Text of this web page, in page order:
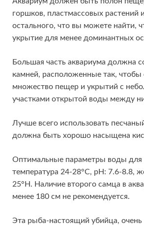
горшков, пластмассовых растений
остального, что вы можете найти,
укрытие для менее доминантных
Большая часть аквариума должна
камней, расположенные так, чтобы
множество пещер и укрытий с
участками открытой воды между
Лучше всего использовать
должна быть хорошо насыщена
Оптимальные параметры воды для
температура 24-28°C, pH: 7.6-8.8,
25°H. Наличие второго самца в
менее 180 см не рекомендуется.
Эта рыба-настоящий убийца, очень